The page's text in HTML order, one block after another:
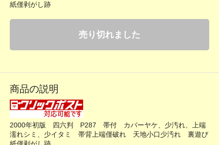
紙僅剥がし跡
売り切れました
商品の説明
2000年初版 四六判 P287 帯付 カバーヤケ、少汚れ、上端
濡れシミ、少イタミ 帯背上端僅破れ 天地小口少汚れ 裏遊び